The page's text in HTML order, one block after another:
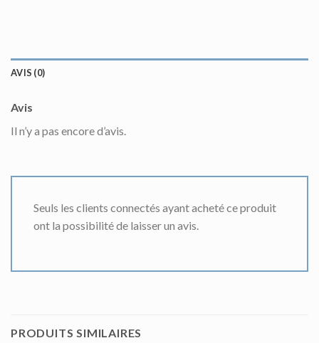
AVIS (0)
Avis
Il n’y a pas encore d’avis.
Seuls les clients connectés ayant acheté ce produit
ont la possibilité de laisser un avis.
PRODUITS SIMILAIRES